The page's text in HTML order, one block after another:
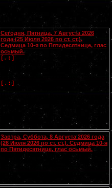
Сегодня, Пятница, 7 Августа 2026
года (25 Июля 2026 по ст. ст.).
Седмица 10-я по Пятидесятнице, глас
осьмый.
[.:]
Успение прав. Анны
Пресвятой Богородицы. Свв. жен
Олимпиады диакониссы (408-410) и
Евпраксии девы, Тавеннской (413).
[.:]
Унженского (1444). Мчч. Санкта,
Маттура, Аттала и Бландины, Лионских
(553).
Чтения на этот год не определены
Завтра, Суббота, 8 Августа 2026 года
(26 Июля 2026 по ст. ст.). Седмица 10-я
по Пятидесятнице, глас осьмый.
Сщмчч. Ермолая, Ермиппа и Ермократа,
иереев Никомидийских (ок. 305). Прп.
Моисея Угрина, Печерского, в Ближних
(138-161).